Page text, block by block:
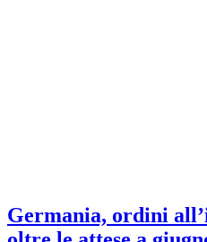
Germania, ordini